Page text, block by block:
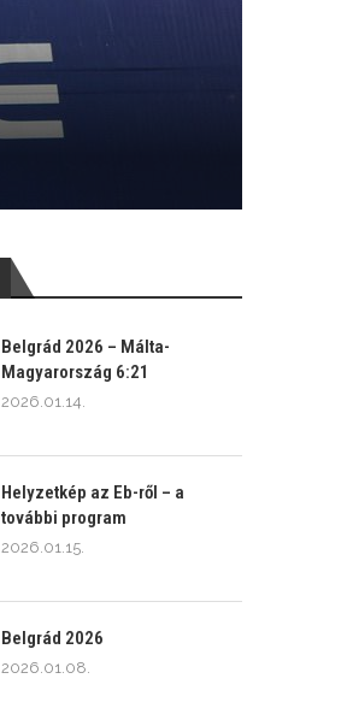
Belgrád 2026 – Málta-
Magyarország 6:21
2026.01.14.
Helyzetkép az Eb-ről – a
további program
2026.01.15.
Belgrád 2026
2026.01.08.